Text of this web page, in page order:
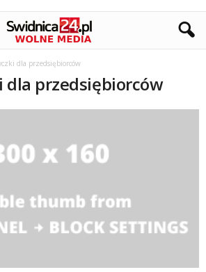
dla przedsiębiorców
dla przedsiębiorców